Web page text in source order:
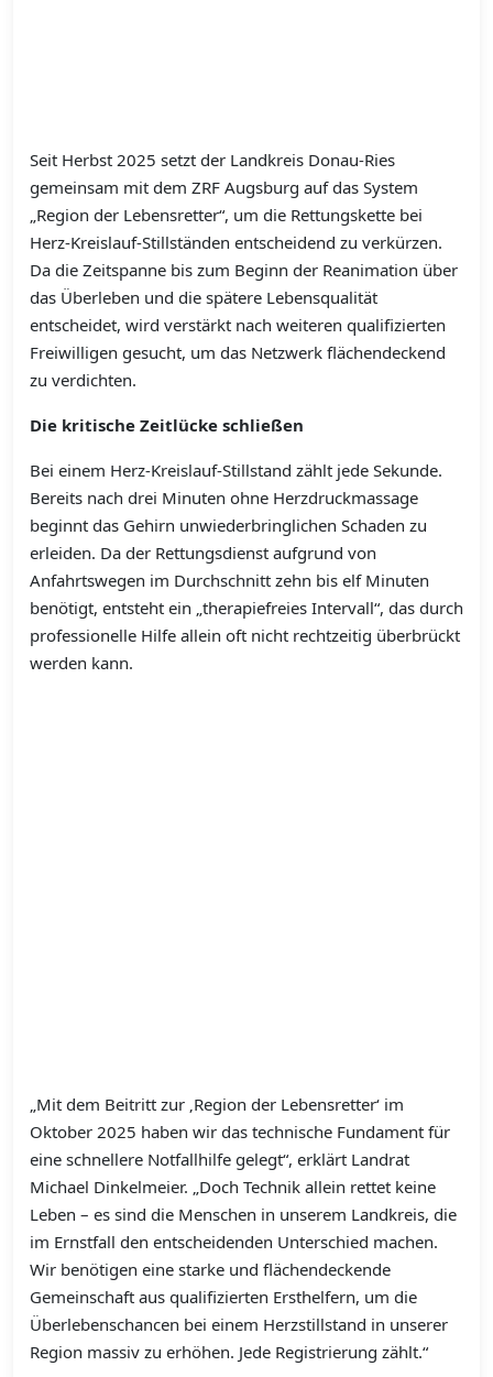
Seit Herbst 2025 setzt der Landkreis Donau-Ries
gemeinsam mit dem ZRF Augsburg auf das System
„Region der Lebensretter“, um die Rettungskette bei
Herz-Kreislauf-Stillständen entscheidend zu verkürzen.
Da die Zeitspanne bis zum Beginn der Reanimation über
das Überleben und die spätere Lebensqualität
entscheidet, wird verstärkt nach weiteren qualifizierten
Freiwilligen gesucht, um das Netzwerk flächendeckend
zu verdichten.
Die kritische Zeitlücke schließen
Bei einem Herz-Kreislauf-Stillstand zählt jede Sekunde.
Bereits nach drei Minuten ohne Herzdruckmassage
beginnt das Gehirn unwiederbringlichen Schaden zu
erleiden. Da der Rettungsdienst aufgrund von
Anfahrtswegen im Durchschnitt zehn bis elf Minuten
benötigt, entsteht ein „therapiefreies Intervall“, das durch
professionelle Hilfe allein oft nicht rechtzeitig überbrückt
werden kann.
„Mit dem Beitritt zur ‚Region der Lebensretter‘ im
Oktober 2025 haben wir das technische Fundament für
eine schnellere Notfallhilfe gelegt“, erklärt Landrat
Michael Dinkelmeier. „Doch Technik allein rettet keine
Leben – es sind die Menschen in unserem Landkreis, die
im Ernstfall den entscheidenden Unterschied machen.
Wir benötigen eine starke und flächendeckende
Gemeinschaft aus qualifizierten Ersthelfern, um die
Überlebenschancen bei einem Herzstillstand in unserer
Region massiv zu erhöhen. Jede Registrierung zählt.“